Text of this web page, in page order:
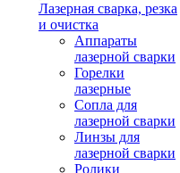
Лазерная сварка, резка
и очистка
Аппараты
лазерной сварки
Горелки
лазерные
Сопла для
лазерной сварки
Линзы для
лазерной сварки
Ролики